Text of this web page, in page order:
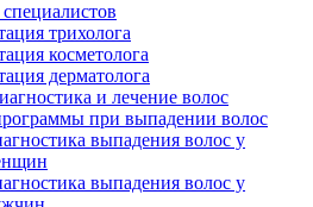
трихолога
косметолога
дерматолога
и лечение волос
при выпадении волос
выпадения волос у
выпадения волос у